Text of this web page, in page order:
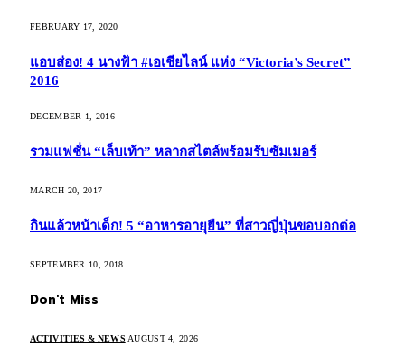
FEBRUARY 17, 2020
แอบส่อง! 4 นางฟ้า #เอเชียไลน์ แห่ง “Victoria’s Secret”
2016
DECEMBER 1, 2016
รวมแฟชั่น “เล็บเท้า” หลากสไตล์พร้อมรับซัมเมอร์
MARCH 20, 2017
กินแล้วหน้าเด็ก! 5 “อาหารอายุยืน” ที่สาวญี่ปุ่นขอบอกต่อ
SEPTEMBER 10, 2018
Don't Miss
ACTIVITIES & NEWS AUGUST 4, 2026